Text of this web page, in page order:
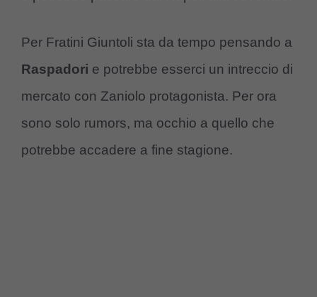
Per Fratini Giuntoli sta da tempo pensando a
Raspadori e potrebbe esserci un intreccio di
mercato con Zaniolo protagonista. Per ora
sono solo rumors, ma occhio a quello che
potrebbe accadere a fine stagione.